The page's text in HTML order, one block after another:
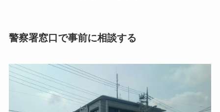
警察署窓口で事前に相談する